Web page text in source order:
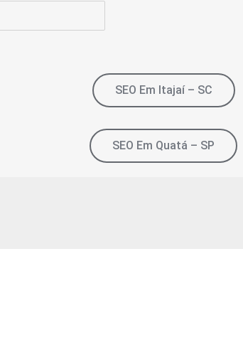
SEO Em Itajaí – SC
SEO Em Quatá – SP